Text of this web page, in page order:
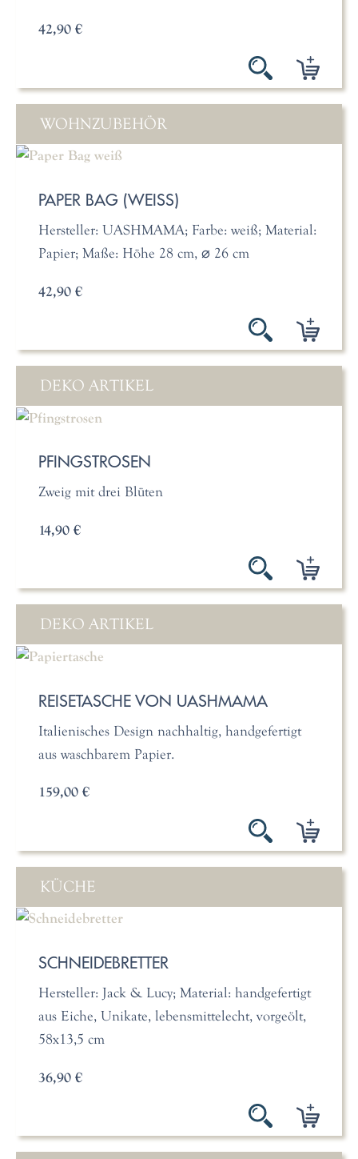
42,90 €
WOHNZUBEHÖR
PAPER BAG (WEISS)
Hersteller: UASHMAMA; Farbe: weiß; Material:
Papier; Maße: Höhe 28 cm, ⌀ 26 cm
42,90 €
DEKO ARTIKEL
PFINGSTROSEN
Zweig mit drei Blüten
14,90 €
DEKO ARTIKEL
REISETASCHE VON UASHMAMA
Italienisches Design nachhaltig, handgefertigt
aus waschbarem Papier.
159,00 €
KÜCHE
SCHNEIDEBRETTER
Hersteller: Jack & Lucy; Material: handgefertigt
aus Eiche, Unikate, lebensmittelecht, vorgeölt,
58x13,5 cm
36,90 €